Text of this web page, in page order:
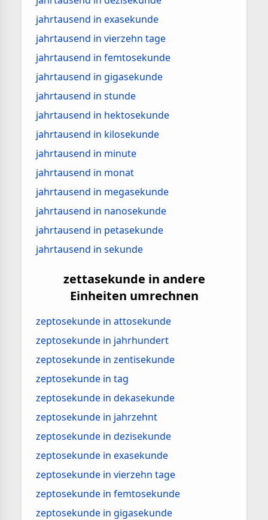
jahrtausend in exasekunde
jahrtausend in vierzehn tage
jahrtausend in femtosekunde
jahrtausend in gigasekunde
jahrtausend in stunde
jahrtausend in hektosekunde
jahrtausend in kilosekunde
jahrtausend in minute
jahrtausend in monat
jahrtausend in megasekunde
jahrtausend in nanosekunde
jahrtausend in petasekunde
jahrtausend in sekunde
zettasekunde in andere
Einheiten umrechnen
zeptosekunde in attosekunde
zeptosekunde in jahrhundert
zeptosekunde in zentisekunde
zeptosekunde in tag
zeptosekunde in dekasekunde
zeptosekunde in jahrzehnt
zeptosekunde in dezisekunde
zeptosekunde in exasekunde
zeptosekunde in vierzehn tage
zeptosekunde in femtosekunde
zeptosekunde in gigasekunde